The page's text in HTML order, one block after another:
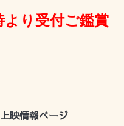
より受付ご鑑賞
映情報ページ